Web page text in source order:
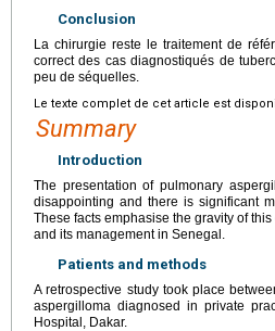
Conclusion
La chirurgie reste le traitement de
correct des cas diagnostiqués de
peu de séquelles.
Le texte complet de cet article est
Summary
Introduction
The presentation of pulmonary
disappointing and there is significant
These facts emphasise the gravity of
and its management in Senegal.
Patients and methods
A retrospective study took place
aspergilloma diagnosed in private
Hospital, Dakar.